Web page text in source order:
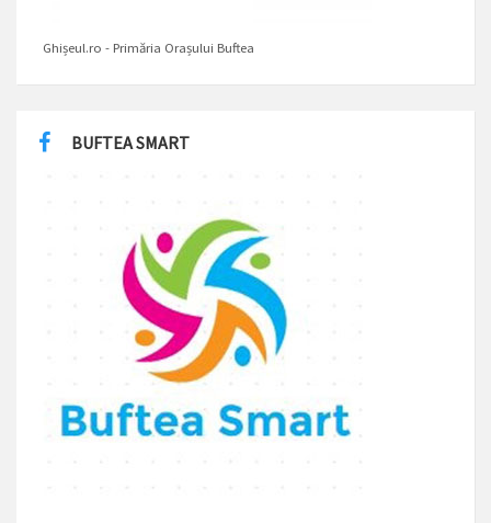
Ghișeul.ro - Primăria Orașului Buftea
BUFTEA SMART